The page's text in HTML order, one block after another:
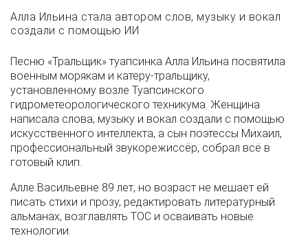
Алла Ильина стала автором слов, музыку и вокал
создали с помощью ИИ
Песню «Тральщик» туапсинка Алла Ильина посвятила
военным морякам и катеру-тральщику,
установленному возле Туапсинского
гидрометеорологического техникума. Женщина
написала слова, музыку и вокал создали с помощью
искусственного интеллекта, а сын поэтессы Михаил,
профессиональный звукорежиссёр, собрал всё в
готовый клип.
Алле Васильевне 89 лет, но возраст не мешает ей
писать стихи и прозу, редактировать литературный
альманах, возглавлять ТОС и осваивать новые
технологии.